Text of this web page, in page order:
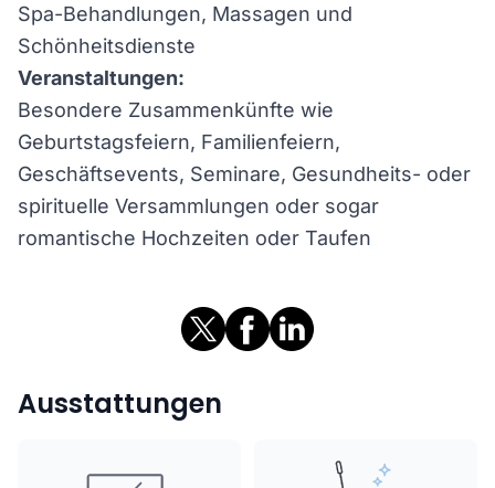
Spa-Behandlungen, Massagen und
Schönheitsdienste
Veranstaltungen:
Besondere Zusammenkünfte wie
Geburtstagsfeiern, Familienfeiern,
Geschäftsevents, Seminare, Gesundheits- oder
spirituelle Versammlungen oder sogar
romantische Hochzeiten oder Taufen
Ausstattungen